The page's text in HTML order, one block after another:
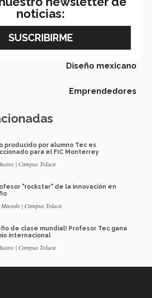
Arquitectura, Arte y Diseño
Diseño mexicano
Emprendedores
producido por alumno Tec es
para el FIC Monterrey
| Campus Toluca
"rockstar" de la innovación en
| Campus Toluca
de clase mundial! Profesor Tec gana
internacional
| Campus Toluca
noticias: